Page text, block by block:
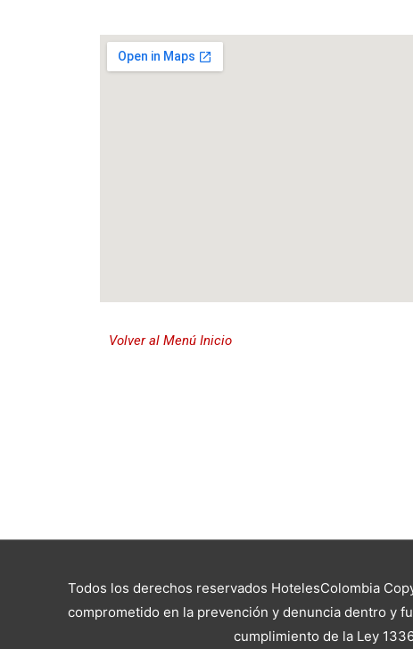
Volver al Menú Inicio
Todos los derechos reservados HotelesColombia
comprometido en la prevención y denuncia dentro y
cumplimiento de la Ley